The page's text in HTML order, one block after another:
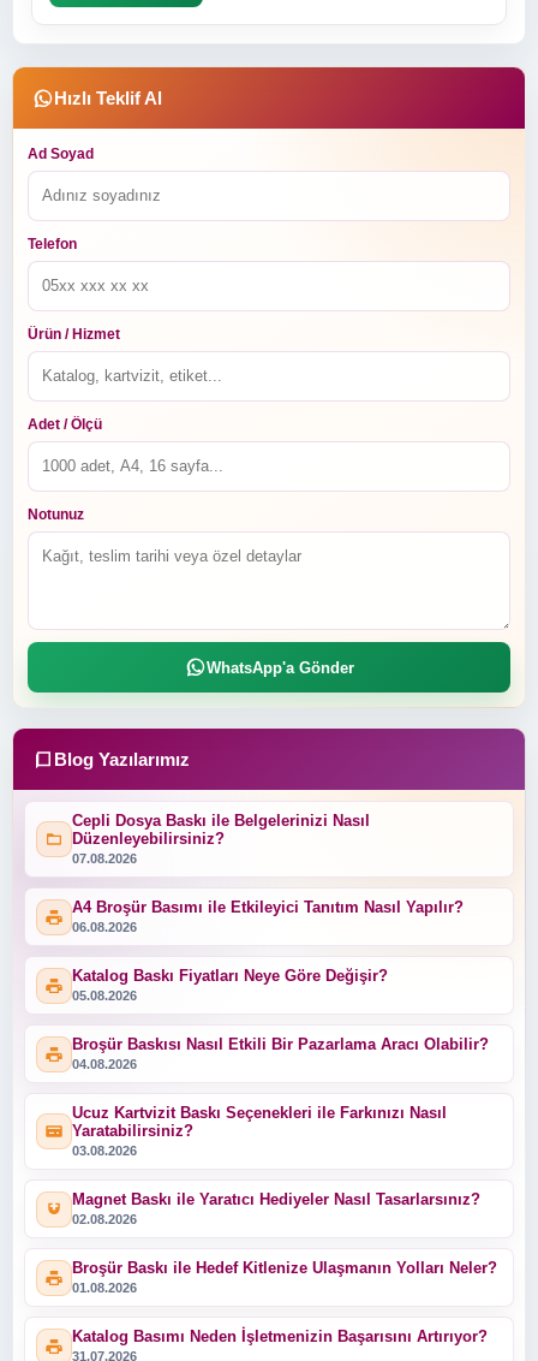
Blog Yazılarımız
Cepli Dosya Baskı ile Belgelerinizi Nasıl
Düzenleyebilirsiniz?
07.08.2026
A4 Broşür Basımı ile Etkileyici Tanıtım Nasıl Yapılır?
06.08.2026
Katalog Baskı Fiyatları Neye Göre Değişir?
05.08.2026
Broşür Baskısı Nasıl Etkili Bir Pazarlama Aracı Olabilir?
04.08.2026
Ucuz Kartvizit Baskı Seçenekleri ile Farkınızı Nasıl
Yaratabilirsiniz?
03.08.2026
Magnet Baskı ile Yaratıcı Hediyeler Nasıl Tasarlarsınız?
02.08.2026
Broşür Baskı ile Hedef Kitlenize Ulaşmanın Yolları Neler?
01.08.2026
Katalog Basımı Neden İşletmenizin Başarısını Artırıyor?
31.07.2026
Hızlı Teklif Al
Ad Soyad
Telefon
Ürün / Hizmet
Adet / Ölçü
Notunuz
WhatsApp'a Gönder